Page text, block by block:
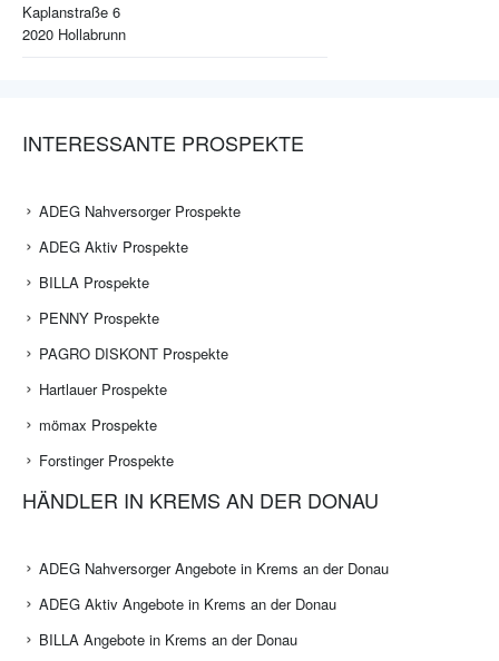
Kaplanstraße 6
2020 Hollabrunn
INTERESSANTE PROSPEKTE
ADEG Nahversorger Prospekte
ADEG Aktiv Prospekte
BILLA Prospekte
PENNY Prospekte
PAGRO DISKONT Prospekte
Hartlauer Prospekte
mömax Prospekte
Forstinger Prospekte
HÄNDLER IN KREMS AN DER DONAU
ADEG Nahversorger Angebote in Krems an der Donau
ADEG Aktiv Angebote in Krems an der Donau
BILLA Angebote in Krems an der Donau